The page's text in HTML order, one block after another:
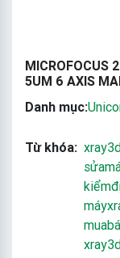
MICROFOCUS
5UM 6 AXIS
Danh mục:
Từ khóa: